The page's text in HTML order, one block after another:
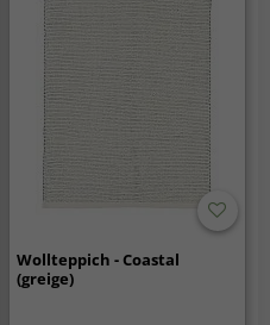
Wollteppich - Coastal
(greige)